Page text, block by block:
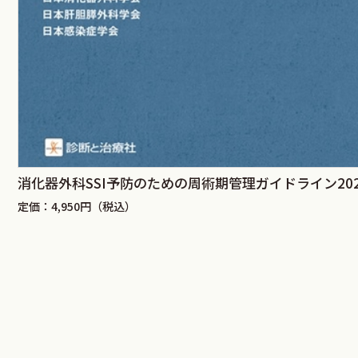
消化器外科SSI予防のための周術期管理ガイドライン
定価：4,950円（税込）